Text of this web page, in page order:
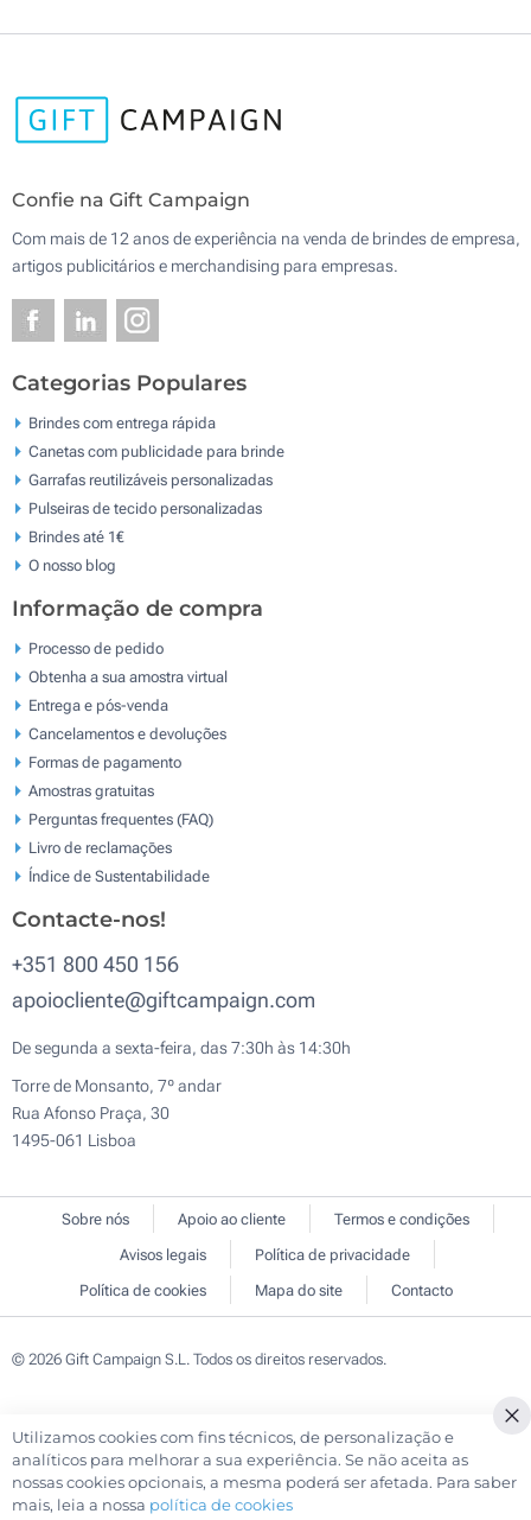
Confie na Gift Campaign
Com mais de 12 anos de experiência na venda de brindes de empresa,
artigos publicitários e merchandising para empresas.
Categorias Populares
Brindes com entrega rápida
Canetas com publicidade para brinde
Garrafas reutilizáveis personalizadas
Pulseiras de tecido personalizadas
Brindes até 1€
O nosso blog
Informação de compra
Processo de pedido
Obtenha a sua amostra virtual
Entrega e pós-venda
Cancelamentos e devoluções
Formas de pagamento
Amostras gratuitas
Perguntas frequentes (FAQ)
Livro de reclamaçōes
Índice de Sustentabilidade
Contacte-nos!
+351 800 450 156
apoiocliente@giftcampaign.com
De segunda a sexta-feira, das 7:30h às 14:30h
Torre de Monsanto, 7º andar
Rua Afonso Praça, 30
1495-061 Lisboa
Sobre nós Apoio ao cliente
Termos e condições
Avisos legais
Política de privacidade
Política de cookies
Mapa do site Contacto
© 2026 Gift Campaign S.L. Todos os direitos reservados.
Utilizamos cookies com fins técnicos, de personalização e
analíticos para melhorar a sua experiência. Se não aceita as
nossas cookies opcionais, a mesma poderá ser afetada. Para saber
mais, leia a nossa política de cookies